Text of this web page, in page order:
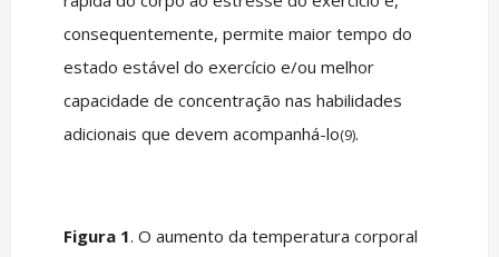
consequentemente, permite maior tempo do
estado estável do exercício e/ou melhor
capacidade de concentração nas habilidades
adicionais que devem acompanhá-lo(9).
Figura 1. O aumento da temperatura corporal